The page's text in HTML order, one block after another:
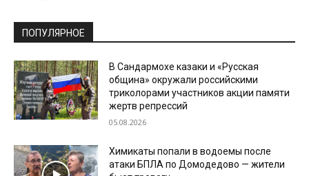
ПОПУЛЯРНОЕ
В Сандармохе казаки и «Русская
община» окружали российскими
триколорами участников акции памяти
жертв репрессий
05.08.2026
Химикаты попали в водоемы после
атаки БПЛА по Домодедово — жители